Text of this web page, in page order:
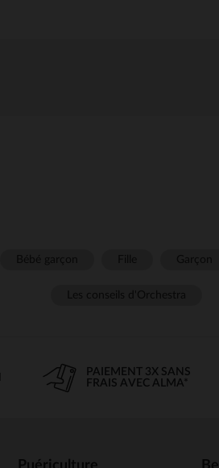
PAIEMENT 3X SANS
FRAIS AVEC ALMA*